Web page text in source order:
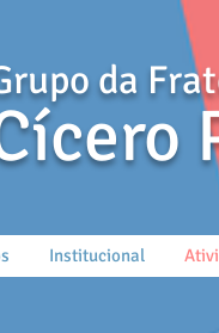
da
Institucional